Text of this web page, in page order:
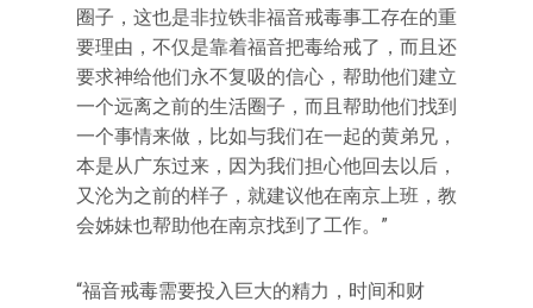
圈子，这也是非拉铁非福音戒毒事工存在的重
要理由，不仅是靠着福音把毒给戒了，而且还
要求神给他们永不复吸的信心，帮助他们建立
一个远离之前的生活圈子，而且帮助他们找到
一个事情来做，比如与我们在一起的黄弟兄，
本是从广东过来，因为我们担心他回去以后，
又沦为之前的样子，就建议他在南京上班，教
会姊妹也帮助他在南京找到了工作。”
“福音戒毒需要投入巨大的精力，时间和财